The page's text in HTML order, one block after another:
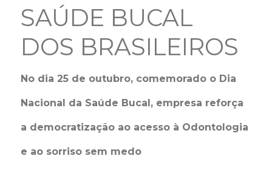
SAÚDE BUCAL
DOS BRASILEIROS
No dia 25 de outubro, comemorado o Dia
Nacional da Saúde Bucal, empresa reforça
a democratização ao acesso à Odontologia
e ao sorriso sem medo